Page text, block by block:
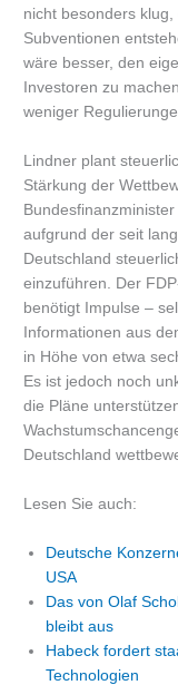
nicht besonders
Subventionen
wäre besser, den
Investoren zu
weniger
Lindner plant
Stärkung der
aufgrund der seit
Deutschland
einzuführen. Der
benötigt Impulse –
Informationen aus
in Höhe von etwa
Es ist jedoch noch
die Pläne
Deutschland
Lesen Sie auch:
Deutsche
USA
Das von Olaf
bleibt aus
Habeck fordert
Technologien